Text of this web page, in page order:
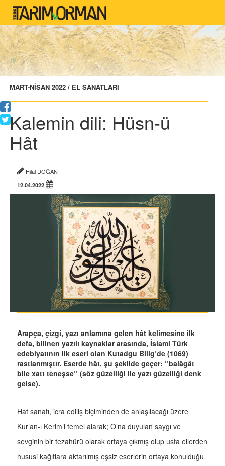
MART-NİSAN 2022 / EL SANATLARI
Kalemin dili: Hüsn-ü
Hât
Hilal DOĞAN
12.04.2022
Arapça, çizgi, yazı anlamına gelen hât kelimesine ilk
defa, bilinen yazılı kaynaklar arasında, İslami Türk
edebiyatının ilk eseri olan Kutadgu Bilig’de (1069)
rastlanmıştır. Eserde hât, şu şekilde geçer: ‘’balâgât
bile xatt teneşse’’ (söz güzelliği ile yazı güzelliği denk
gelse).
Hat sanatı, icra ediliş biçiminden de anlaşılacağı üzere
Kur’an-ı Kerim’i temel alarak; O’na duyulan saygı ve
sevginin bir tezahürü olarak ortaya çıkmış olup usta ellerden
hususi kağıtlara aktarılmış eşsiz eserlerin ortaya konulduğu